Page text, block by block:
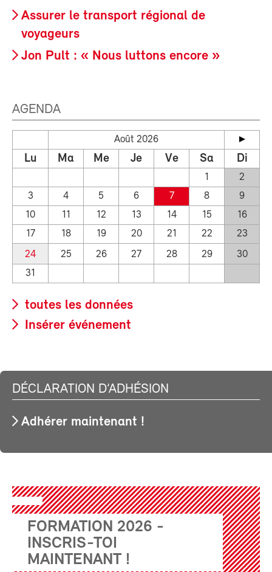
Assurer le transport régional de
voyageurs
Jon Pult : « Nous luttons encore »
AGENDA
Août 2026
Lu Ma Me Je Ve Sa Di
1
2
3
4 5 6 7 8
9
10
11 12 13 14 15
16
17
18 19 20 21 22
23
24
25 26 27 28 29
30
31
toutes les données
Insérer événement
DÉCLARATION D’ADHÉSION
Adhérer maintenant !
FORMATION 2026 -
INSCRIS-TOI
MAINTENANT !